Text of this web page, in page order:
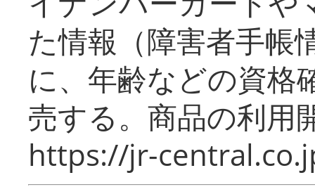
た情報（障害者手帳
に、年齢などの資格
売する。商品の利用
https://jr-